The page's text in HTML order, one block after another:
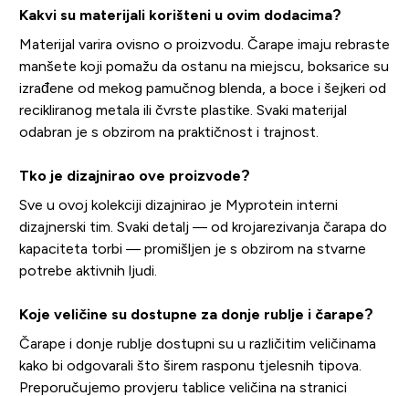
Kakvi su materijali korišteni u ovim dodacima?
Materijal varira ovisno o proizvodu. Čarape imaju rebraste
manšete koji pomažu da ostanu na miejscu, boksarice su
izrađene od mekog pamučnog blenda, a boce i šejkeri od
recikliranog metala ili čvrste plastike. Svaki materijal
odabran je s obzirom na praktičnost i trajnost.
Tko je dizajnirao ove proizvode?
Sve u ovoj kolekciji dizajnirao je Myprotein interni
dizajnerski tim. Svaki detalj — od krojarezivanja čarapa do
kapaciteta torbi — promišljen je s obzirom na stvarne
potrebe aktivnih ljudi.
Koje veličine su dostupne za donje rublje i čarape?
Čarape i donje rublje dostupni su u različitim veličinama
kako bi odgovarali što širem rasponu tjelesnih tipova.
Preporučujemo provjeru tablice veličina na stranici